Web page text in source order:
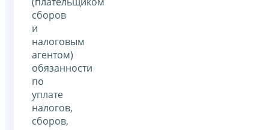
сборов
и
налоговым
агентом)
обязанности
по
уплате
налогов,
сборов,